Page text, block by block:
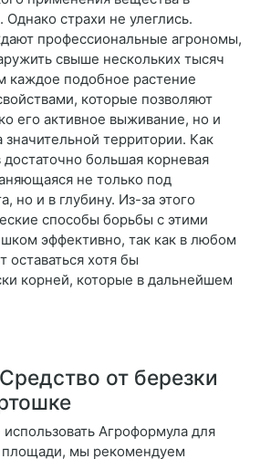
Однако страхи не улеглись.
профессиональные агрономы,
свыше нескольких тысяч
каждое подобное растение
которые позволяют
его активное выживание, но и
значительной территории. Как
достаточно большая корневая
не только под
но и в глубину. Из-за этого
способы борьбы с этими
эффективно, так как в любом
оставаться хотя бы
корней, которые в дальнейшем
от березки
Агроформула для
мы рекомендуем